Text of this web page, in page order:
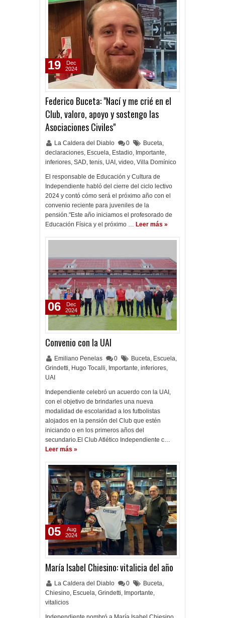
Federico Buceta: "Nací y me crié en el
Club, valoro, apoyo y sostengo las
Asociaciones Civiles"
La Caldera del Diablo 0 Buceta,
declaraciones, Escuela, Estadio, Importante,
inferiores, SAD, tenis, UAI , video, Villa Domínico
El responsable de Educación y Cultura de
Independiente habló del cierre del ciclo lectivo
2024 y contó cómo será el próximo año con el
convenio reciente para juveniles de la
pensión."Este año iniciamos el profesorado de
Educación Física y el próximo … Leer más »
19
Dec
2024
Convenio con la UAI
Emiliano Penelas 0 Buceta, Escuela,
Grindetti, Hugo Tocalli, Importante, inferiores,
UAI
Independiente celebró un acuerdo con la UAI,
con el objetivo de brindarles una nueva
modalidad de escolaridad a los futbolistas
alojados en la pensión del Club que estén
iniciando o en los primeros años del
secundario.El Club Atlético Independiente c…
Leer más »
06
Dec
2024
María Isabel Chiesino: vitalicia del año
La Caldera del Diablo 0 Buceta,
Chiesino, Escuela, Grindetti, Importante,
vitalicios
05
Aug
2024